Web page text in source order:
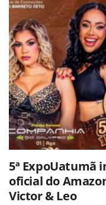
5ª ExpoUatumã
oficial do
Victor & Leo